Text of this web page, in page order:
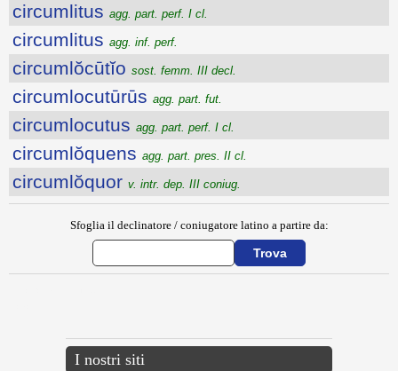
circumlitus agg. part. perf. I cl.
circumlitus agg. inf. perf.
circumlŏcūtĭo sost. femm. III decl.
circumlocutūrūs agg. part. fut.
circumlocutus agg. part. perf. I cl.
circumlŏquens agg. part. pres. II cl.
circumlŏquor v. intr. dep. III coniug.
Sfoglia il declinatore / coniugatore latino a partire da:
I nostri siti